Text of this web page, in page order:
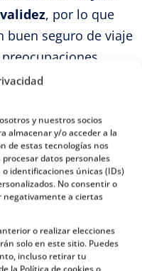
y nuestros socios
almacenar y/o acceder a la
de estas tecnologías nos
datos personales
identificaciones únicas (IDs)
No consentir o
a ciertas
o realizar elecciones
solo en este sitio. Puedes
incluso retirar tu
la Política de cookies o
, por lo que
buen seguro de viaje
los aventureros
que visitan
las diferentes
la región. Y es que
las actividades de
esquí de fondo,
por glaciares,